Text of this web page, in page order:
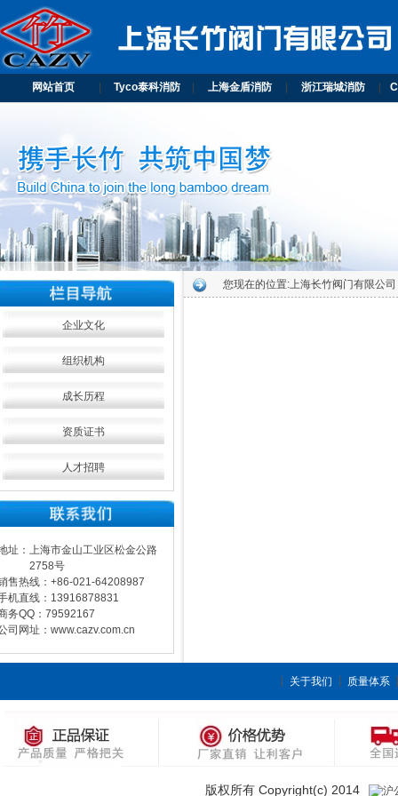
网站首页 Tyco泰科消防 上海金盾消防 浙江瑞城消防
企业文化
组织机构
成长历程
资质证书
人才招聘
址：上海市金山工业区松金公路
号
售热线：+86-021-64208987
机直线：13916878831
务QQ：79592167
司网址：www.cazv.com.cn
您现在的位置:上海长竹阀门有限公司
关于我们 质量体系
版权所有 Copyright(c) 2014 沪